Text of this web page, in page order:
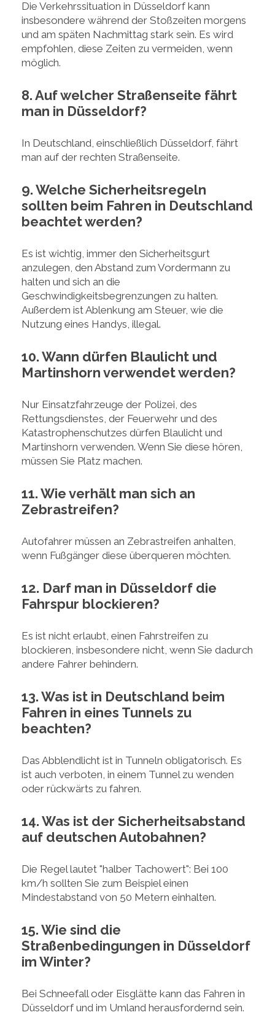
Die Verkehrssituation in Düsseldorf kann
insbesondere während der Stoßzeiten morgens
und am späten Nachmittag stark sein. Es wird
empfohlen, diese Zeiten zu vermeiden, wenn
möglich.
8. Auf welcher Straßenseite fährt
man in Düsseldorf?
In Deutschland, einschließlich Düsseldorf, fährt
man auf der rechten Straßenseite.
9. Welche Sicherheitsregeln
sollten beim Fahren in Deutschland
beachtet werden?
Es ist wichtig, immer den Sicherheitsgurt
anzulegen, den Abstand zum Vordermann zu
halten und sich an die
Geschwindigkeitsbegrenzungen zu halten.
Außerdem ist Ablenkung am Steuer, wie die
Nutzung eines Handys, illegal.
10. Wann dürfen Blaulicht und
Martinshorn verwendet werden?
Nur Einsatzfahrzeuge der Polizei, des
Rettungsdienstes, der Feuerwehr und des
Katastrophenschutzes dürfen Blaulicht und
Martinshorn verwenden. Wenn Sie diese hören,
müssen Sie Platz machen.
11. Wie verhält man sich an
Zebrastreifen?
Autofahrer müssen an Zebrastreifen anhalten,
wenn Fußgänger diese überqueren möchten.
12. Darf man in Düsseldorf die
Fahrspur blockieren?
Es ist nicht erlaubt, einen Fahrstreifen zu
blockieren, insbesondere nicht, wenn Sie dadurch
andere Fahrer behindern.
13. Was ist in Deutschland beim
Fahren in eines Tunnels zu
beachten?
Das Abblendlicht ist in Tunneln obligatorisch. Es
ist auch verboten, in einem Tunnel zu wenden
oder rückwärts zu fahren.
14. Was ist der Sicherheitsabstand
auf deutschen Autobahnen?
Die Regel lautet "halber Tachowert": Bei 100
km/h sollten Sie zum Beispiel einen
Mindestabstand von 50 Metern einhalten.
15. Wie sind die
Straßenbedingungen in Düsseldorf
im Winter?
Bei Schneefall oder Eisglätte kann das Fahren in
Düsseldorf und im Umland herausfordernd sein.